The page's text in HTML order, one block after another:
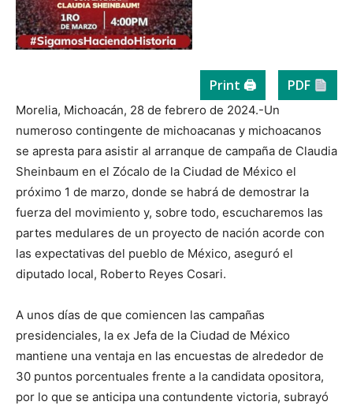
Print 🖨 PDF
Morelia, Michoacán, 28 de febrero de 2024.-Un
numeroso contingente de michoacanas y michoacanos
se apresta para asistir al arranque de campaña de Claudia
Sheinbaum en el Zócalo de la Ciudad de México el
próximo 1 de marzo, donde se habrá de demostrar la
fuerza del movimiento y, sobre todo, escucharemos las
partes medulares de un proyecto de nación acorde con
las expectativas del pueblo de México, aseguró el
diputado local, Roberto Reyes Cosari.
A unos días de que comiencen las campañas
presidenciales, la ex Jefa de la Ciudad de México
mantiene una ventaja en las encuestas de alrededor de
30 puntos porcentuales frente a la candidata opositora,
por lo que se anticipa una contundente victoria, subrayó